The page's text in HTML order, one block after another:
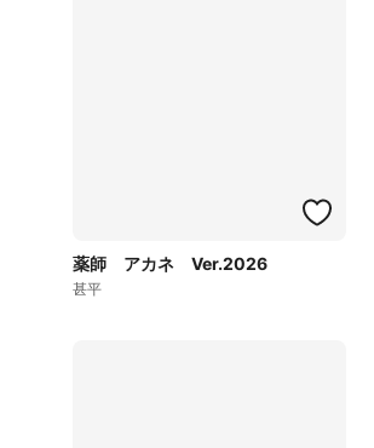
薬師 アカネ Ver.2026
甚平